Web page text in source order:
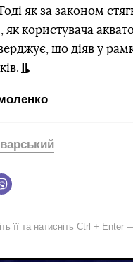
як за законом
користувача
що діяв у
її та натисніть Ctrl + Enter